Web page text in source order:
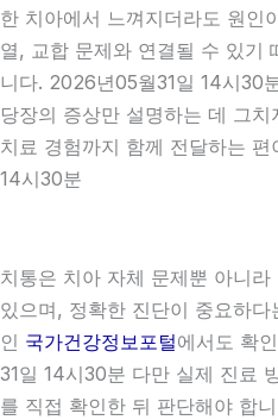
한 치아에서 느껴지더라도 원인
열, 교합 문제와 연결될 수 있기
니다. 2026년05월31일 14시30
당장의 증상만 설명하는 데 그
치료 경험까지 함께 전달하는
14시30분
치통은 치아 자체 문제뿐 아니
있으며, 정확한 진단이 중요하
인 국가건강정보포털에서도 확
31일 14시30분 다만 실제 진료
를 직접 확인한 뒤 판단해야 합